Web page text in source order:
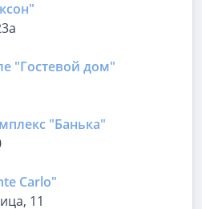
"Гостевой дом"
"Банька"
Carlo"
11